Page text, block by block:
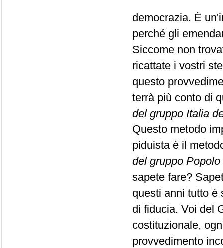
democrazia. È
perché gli
Siccome non
ricattate i vostri
questo
terrà più conto di
del gruppo Italia
Questo metodo
piduista è il
del gruppo
sapete fare?
questi anni tutto è
di fiducia. Voi del
costituzionale,
provvedimento